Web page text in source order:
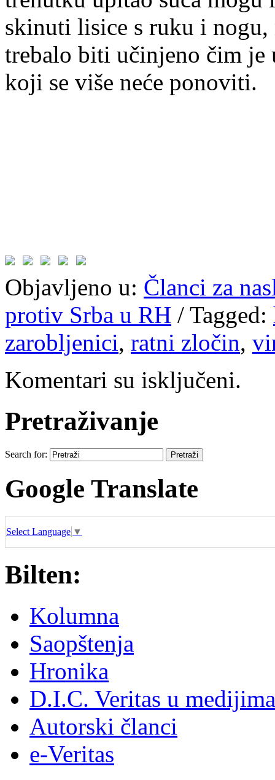
skinuti lisice s ruku i
trebalo biti učinjeno čim je
koji se više neće ponoviti.
Objavljeno u: Članci za
protiv Srba u RH / Tagged:
zarobljenici, ratni zločin,
Komentari su isključeni.
Pretraživanje
Search for:
Google Translate
Select Language ▼
Bilten:
Kolumna
Saopštenja
Hronika
D.I.C. Veritas u medijima
Autorski članci
e-Veritas